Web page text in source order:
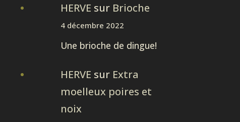
HERVE sur Brioche
4 décembre 2022
Une brioche de dingue!
HERVE sur Extra
moelleux poires et
noix